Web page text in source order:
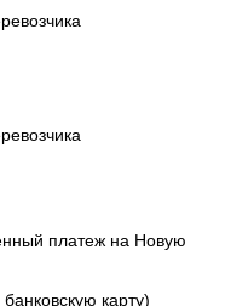
платеж на Новую
банковскую карту)